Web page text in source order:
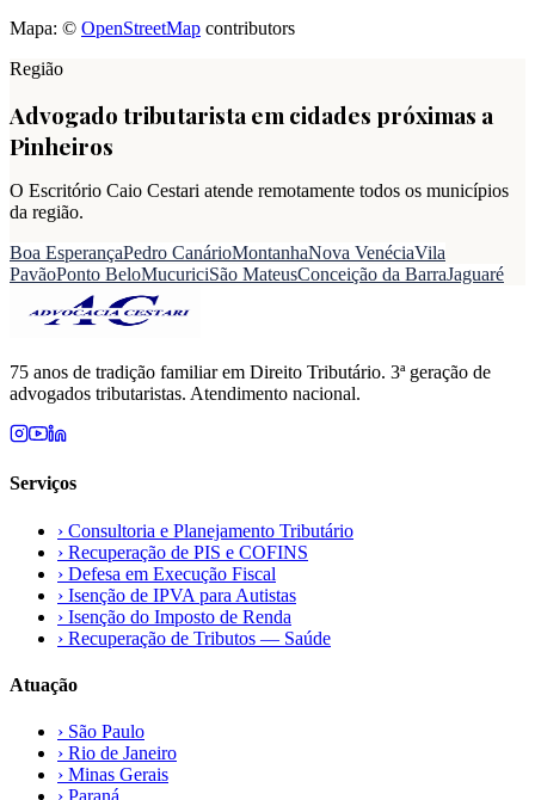
Mapa: © OpenStreetMap contributors
Região
Advogado tributarista em cidades próximas a
Pinheiros
O Escritório Caio Cestari atende remotamente todos os municípios
da região.
Boa EsperançaPedro CanárioMontanhaNova VenéciaVila
PavãoPonto BeloMucuriciSão MateusConceição da BarraJaguaré
75 anos de tradição familiar em Direito Tributário. 3ª geração de
advogados tributaristas. Atendimento nacional.
Serviços
› Consultoria e Planejamento Tributário
› Recuperação de PIS e COFINS
› Defesa em Execução Fiscal
› Isenção de IPVA para Autistas
› Isenção do Imposto de Renda
› Recuperação de Tributos — Saúde
Atuação
› São Paulo
› Rio de Janeiro
› Minas Gerais
› Paraná